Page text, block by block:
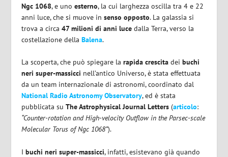
Ngc 1068, e unoesterno, la cui larghezza oscilla tra 4 e 22
anni luce, che si muove insenso opposto. La galassia si
trova a circa47 milioni di anni luce dalla Terra, verso la
costellazione dellaBalena.
La scoperta, che può spiegare larapida crescita dei buchi
neri super-massicci nell’antico Universo, è stata effettuata
da un team internazionale di astronomi, coordinato dal
National Radio Astronomy Observatory, ed è stata
pubblicata suThe Astrophysical Journal Letters (articolo:
“Counter-rotation and High-velocity Outflow in the Parsec-scale
Molecular Torus of Ngc 1068”).
Ibuchi neri super-massicci, infatti, esistevano già quando